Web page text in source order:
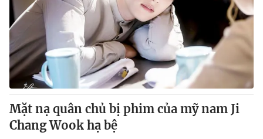
Mặt nạ quân chủ bị phim của mỹ nam Ji
Chang Wook hạ bệ